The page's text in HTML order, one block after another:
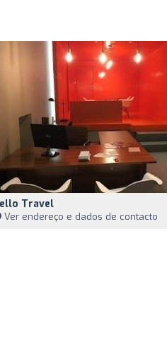
Travel
Ver endereço e dados de contacto